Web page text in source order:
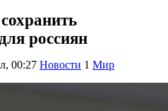
россиян
00:27 Новости 1 Мир